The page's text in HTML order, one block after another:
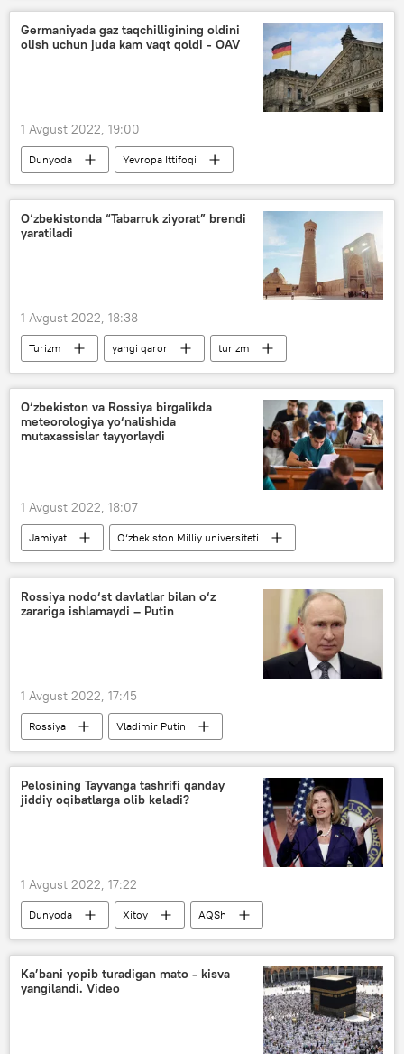
Germaniyada gaz taqchilligining oldini
olish uchun juda kam vaqt qoldi - OAV
1 Avgust 2022, 19:00
Dunyoda
Yevropa Ittifoqi
Germaniya
gaz quvuri
energetika
O‘zbekistonda “Tabarruk ziyorat” brendi
yaratiladi
1 Avgust 2022, 18:38
Turizm yangi qaror turizm
O‘zbekiston va Rossiya birgalikda
meteorologiya yo‘nalishida
mutaxassislar tayyorlaydi
1 Avgust 2022, 18:07
Jamiyat
O‘zbekiston Milliy universiteti
Rossiya
Rossiya nodo‘st davlatlar bilan o‘z
zarariga ishlamaydi – Putin
1 Avgust 2022, 17:45
Rossiya
Vladimir Putin
sanksiyalar
Pelosining Tayvanga tashrifi qanday
jiddiy oqibatlarga olib keladi?
1 Avgust 2022, 17:22
Dunyoda Xitoy
AQSh
Nensi Pelosi
Ka’bani yopib turadigan mato - kisva
yangilandi. Video